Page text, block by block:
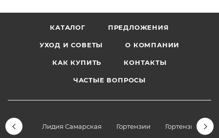
КАТАЛОГ ПРЕДЛОЖЕНИЯ
УХОД И СОВЕТЫ О КОМПАНИИ
КАК КУПИТЬ КОНТАКТЫ
ЧАСТЫЕ ВОПРОСЫ
Лидия Самарская Гортензии Гортензии